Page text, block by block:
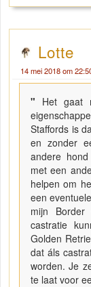
Lotte
14 mei 2018 om
" Het gaat
Staffords is
en zonder
andere
met een
helpen om
een
mijn Border
castratie
Golden
dat áls
worden. Je
te laat voor